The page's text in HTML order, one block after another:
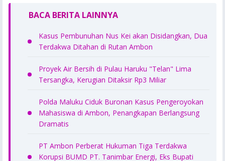
BACA BERITA LAINNYA
Kasus Pembunuhan Nus Kei akan Disidangkan, Dua
Terdakwa Ditahan di Rutan Ambon
Proyek Air Bersih di Pulau Haruku "Telan" Lima
Tersangka, Kerugian Ditaksir Rp3 Miliar
Polda Maluku Ciduk Buronan Kasus Pengeroyokan
Mahasiswa di Ambon, Penangkapan Berlangsung
Dramatis
PT Ambon Perberat Hukuman Tiga Terdakwa
Korupsi BUMD PT. Tanimbar Energi, Eks Bupati